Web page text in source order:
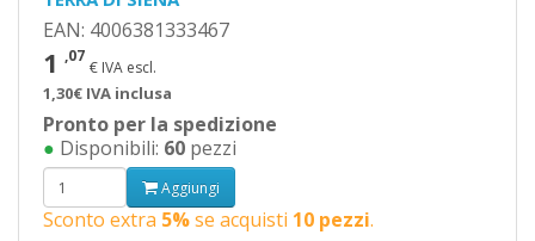
EAN: 4006381333467
1 ,07
€ IVA escl.
1,30€ IVA inclusa
Pronto per la spedizione
● Disponibili: 60 pezzi
Aggiungi
Sconto extra 5%se acquisti 10 pezzi.